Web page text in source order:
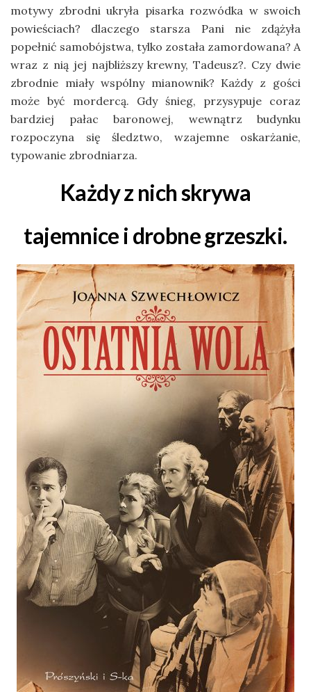
motywy zbrodni ukryła pisarka rozwódka w swoich
powieściach? dlaczego starsza Pani nie zdążyła
popełnić samobójstwa, tylko została zamordowana? A
wraz z nią jej najbliższy krewny, Tadeusz?. Czy dwie
zbrodnie miały wspólny mianownik? Każdy z gości
może być mordercą. Gdy śnieg, przysypuje coraz
bardziej pałac baronowej, wewnątrz budynku
rozpoczyna się śledztwo, wzajemne oskarżanie,
typowanie zbrodniarza.
Każdy z nich skrywa
tajemnice i drobne grzeszki.